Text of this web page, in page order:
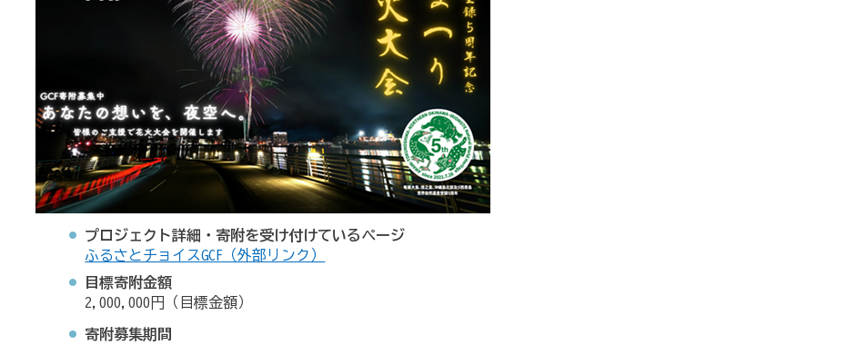
プロジェクト詳細・寄附を受け付けているページ
ふるさとチョイスGCF（外部リンク）
目標寄附金額
2,000,000円（目標金額）
寄附募集期間